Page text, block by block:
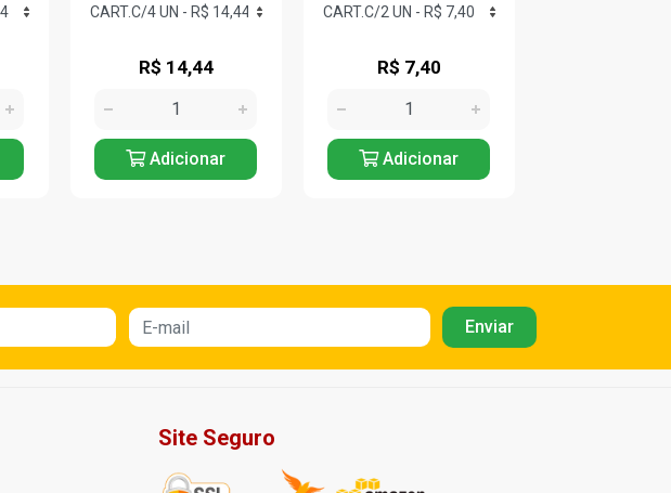
R$ 14,44
Adicionar
R$ 7,40
Adicionar
Site Seguro